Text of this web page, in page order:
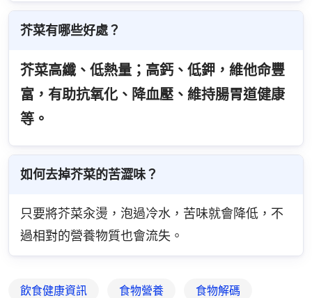
芥菜有哪些好處？
芥菜高纖、低熱量；高鈣、低鉀，維他命豐
富，有助抗氧化、降血壓、維持腸胃道健康
等。
如何去掉芥菜的苦澀味？
只要將芥菜汆燙，泡過冷水，苦味就會降低，不
過相對的營養物質也會流失。
飲食健康資訊 食物營養 食物解碼